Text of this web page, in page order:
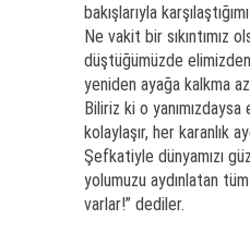
bakışlarıyla
Ne vakit bir sıkıntımız
düştüğümüzde
yeniden ayağa kalkma
Biliriz ki o
kolaylaşır, her karanlık
Şefkatiyle dünyamızı
yolumuzu aydınlatan
varlar!” dediler.